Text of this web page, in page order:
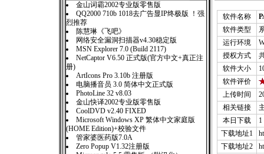
金山词霸2002专业版零售版
QQ2000 710b 1018去广告显IP终极版 ！强
烈推荐
陈慧琳《飞吧》
网络安全漏洞扫描器v4.30稳定版
MSN Explorer 7.0 (Build 2117)
NetCaptor V6.50 正式版(官方中文+真正注
册)
ArtIcons Pro 3.10b 注册版
电脑播音员 3.0 简体中文正式版
PhotoLine 32 v8.03
金山快译2002专业版零售版
CoolDVD v2.40 FIXED
Microsoft Windows XP 繁体中文家庭版
(HOME Edition)+校验文件
管家婆医药版7.0A
Zero Popup V1.32注册版
软件名称
软件类型
运行环境
授权方式
软件大小
软件评价
上传时间
相关链接
本日下载
下载地址1
下载地址2